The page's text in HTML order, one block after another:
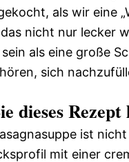
als wir eine
nicht nur lecker
als eine große
sich
dieses
ist
mit einer